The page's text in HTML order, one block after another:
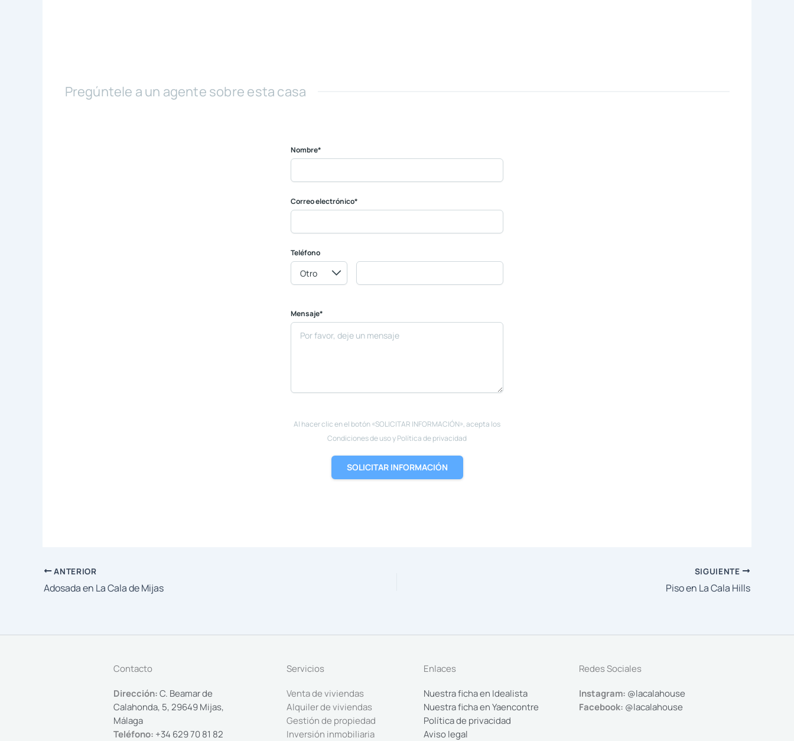
Pregúntele a un agente sobre esta casa
Nombre*
Correo electrónico*
Teléfono
Mensaje*
Al hacer clic en el botón «SOLICITAR INFORMACIÓN», acepta los
Condiciones de uso y Política de privacidad
SOLICITAR INFORMACIÓN
ANTERIOR
Adosada en La Cala de Mijas
SIGUIENTE
Piso en La Cala Hills
Contacto
Dirección:C. Beamar de
Calahonda, 5, 29649 Mijas,
Málaga
Teléfono: +34 629 70 81 82
Servicios
Venta de viviendas
Alquiler de viviendas
Gestión de propiedad
Inversión inmobiliaria
Enlaces
Nuestra ficha en Idealista
Nuestra ficha en Yaencontre
Política de privacidad
Aviso legal
Redes Sociales
Instagram: @lacalahouse
Facebook: @lacalahouse